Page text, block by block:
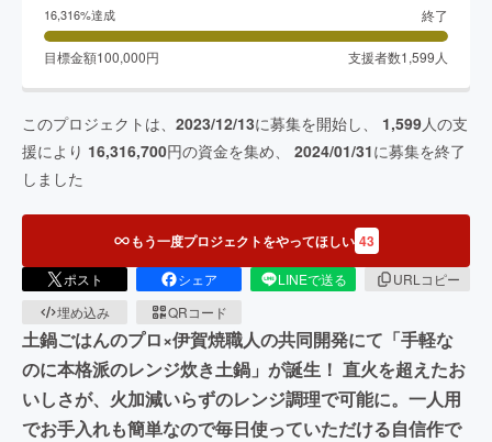
16,316%達成 終了
目標金額100,000円 支援者数1,599 人
このプロジェクトは、 2023/12/13に募集を開始し、 1,599人の支
援により 16,316,700円の資金を集め、 2024/01/31に募集を終了
しました
もう一度プロジェクトをやってほしい 43
ポスト シェア LINEで送る
URLコピー
埋め込み
QRコード
土鍋ごはんのプロ×伊賀焼職人の共同開発にて「手軽な
のに本格派のレンジ炊き土鍋」が誕生！ 直火を超えたお
いしさが、火加減いらずのレンジ調理で可能に。一人用
でお手入れも簡単なので毎日使っていただける自信作で